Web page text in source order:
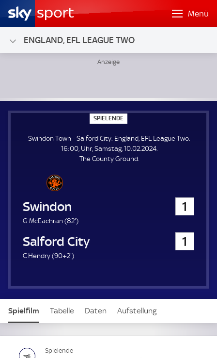
Menü
ENGLAND, EFL LEAGUE TWO
SPIELENDE
P
E
L
E
N
Swindon Town - Salford City. England, EFL League Two.
16:00, Uhr, Samstag, 10.02.2024.
The County Ground.
Swindon Town 1
G McEachran (82'8
.
t
e
)
Salford City 1
C Hendry (90+2'9
u
t
)
Spielfilm Tabelle Daten Aufstellung
Spielende